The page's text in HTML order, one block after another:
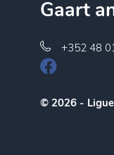
Gaart
+352 48
© 2026 - Ligue